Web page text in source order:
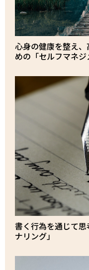
心身の健康を整え
めの「セルフマネジ
書く行為を通じて
ナリング」